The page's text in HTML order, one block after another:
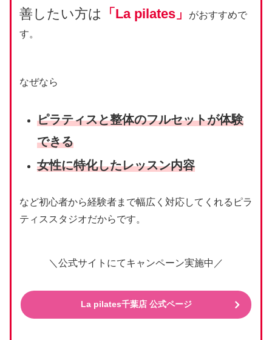
善したい方は
「La pilates」
がおすすめで
す。
なぜなら
ピラティスと整体のフルセットが体験
できる
女性に特化したレッスン内容
など初心者から経験者まで幅広く対応してくれるピラ
ティススタジオだからです。
＼公式サイトにてキャンペーン実施中／
La pilates千葉店 公式ページ